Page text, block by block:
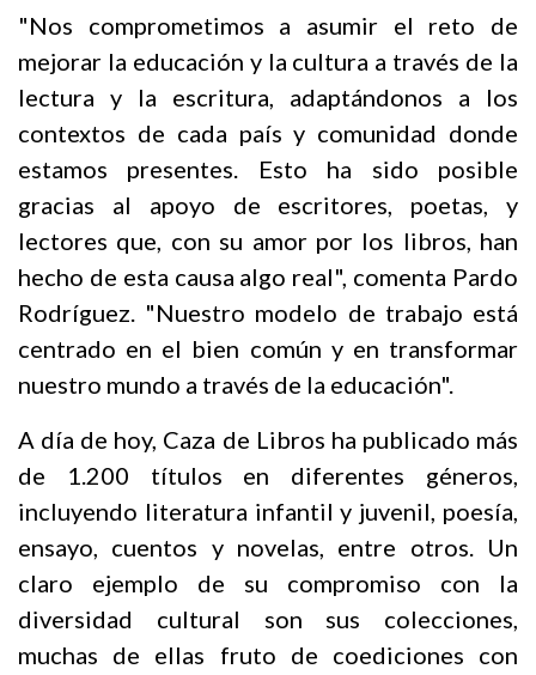
"Nos comprometimos a asumir el reto de
mejorar la educación y la cultura a través de la
lectura y la escritura, adaptándonos a los
contextos de cada país y comunidad donde
estamos presentes. Esto ha sido posible
gracias al apoyo de escritores, poetas, y
lectores que, con su amor por los libros, han
hecho de esta causa algo real", comenta Pardo
Rodríguez. "Nuestro modelo de trabajo está
centrado en el bien común y en transformar
nuestro mundo a través de la educación".
A día de hoy, Caza de Libros ha publicado más
de 1.200 títulos en diferentes géneros,
incluyendo literatura infantil y juvenil, poesía,
ensayo, cuentos y novelas, entre otros. Un
claro ejemplo de su compromiso con la
diversidad cultural son sus colecciones,
muchas de ellas fruto de coediciones con